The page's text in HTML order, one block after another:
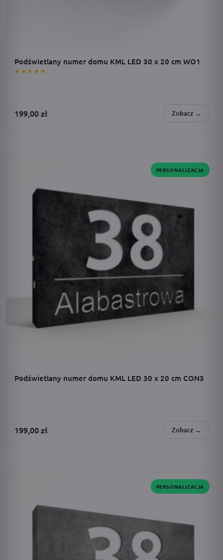
Podświetlany numer domu KML LED 30 x 20 cm WO1
★★★★★
199,00zł Zobacz →
PERSONALIZACJA
Podświetlany numer domu KML LED 30 x 20 cm CON3
199,00zł Zobacz →
PERSONALIZACJA